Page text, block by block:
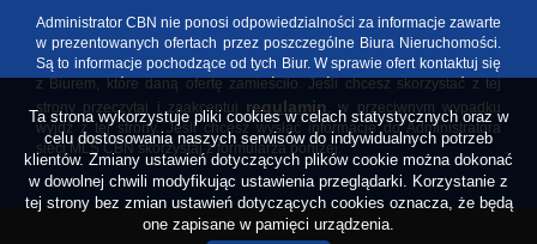
Administrator CBN nie ponosi odpowiedzialności za informacje zawarte
w prezentowanych ofertach przez poszczególne Biura Nieruchomości.
Są to informacje pochodzące od tych Biur. W sprawie ofert kontaktuj się
z Biurem, które daną ofertę zamieściło. Jeśli chcesz skorzystać z tej
strony przeczytaj i zaakceptuj regulamin, w przeciwnym wypadku
wyjdź z tej strony. Jeśli chcesz wysłać informację do Administratora
sieci MLS CBN skorzystaj z formularza poniżej.
Ta strona wykorzystuje pliki cookies w celach statystycznych oraz w
celu dostosowania naszych serwisów do indywidualnych potrzeb
klientów. Zmiany ustawień dotyczących plików cookie można dokonać
w dowolnej chwili modyfikując ustawienia przeglądarki. Korzystanie z
tej strony bez zmian ustawień dotyczących cookies oznacza, że będą
one zapisane w pamięci urządzenia.